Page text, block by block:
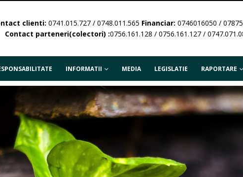
clienti: 0741.015.727 / 0748.011.565 Financiar: 0746016050 /
Contact parteneri(colectori) :0756.161.128 / 0756.161.127 /
INFORMATII MEDIA LEGISLATIE RAPORTARE